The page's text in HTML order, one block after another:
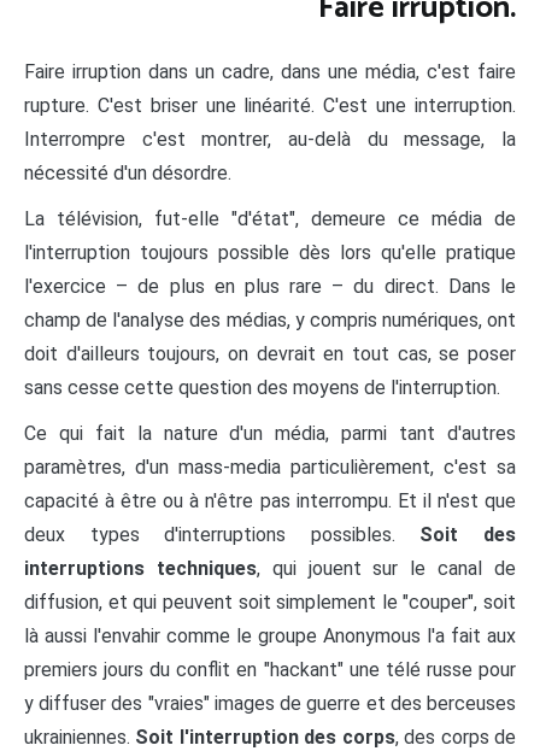
Faire irruption dans un cadre, dans une média, c'est faire
rupture. C'est briser une linéarité. C'est une interruption.
Interrompre c'est montrer, au-delà du message, la
nécessité d'un désordre.
La télévision, fut-elle "d'état", demeure ce média de
l'interruption toujours possible dès lors qu'elle pratique
l'exercice – de plus en plus rare – du direct. Dans le
champ de l'analyse des médias, y compris numériques, ont
doit d'ailleurs toujours, on devrait en tout cas, se poser
sans cesse cette question des moyens de l'interruption.
Ce qui fait la nature d'un média, parmi tant d'autres
paramètres, d'un mass-media particulièrement, c'est sa
capacité à être ou à n'être pas interrompu. Et il n'est que
deux types d'interruptions possibles. Soit des
interruptions techniques, qui jouent sur le canal de
diffusion, et qui peuvent soit simplement le "couper", soit
là aussi l'envahir comme le groupe Anonymous l'a fait aux
premiers jours du conflit en "hackant" une télé russe pour
y diffuser des "vraies" images de guerre et des berceuses
ukrainiennes. Soit l'interruption des corps, des corps de